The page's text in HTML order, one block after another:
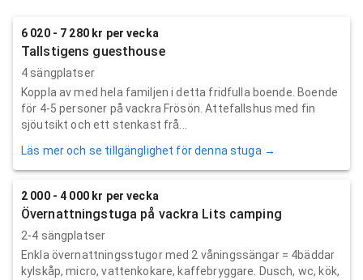
6 020 - 7 280 kr per vecka
Tallstigens guesthouse
4 sängplatser
Koppla av med hela familjen i detta fridfulla boende. Boende
för 4-5 personer på vackra Frösön. Attefallshus med fin
sjöutsikt och ett stenkast frå...
Läs mer och se tillgänglighet för denna stuga →
2 000 - 4 000 kr per vecka
Övernattningstuga på vackra Lits camping
2-4 sängplatser
Enkla övernattningsstugor med 2 våningssängar = 4bäddar
kylskåp, micro, vattenkokare, kaffebryggare. Dusch, wc, kök,